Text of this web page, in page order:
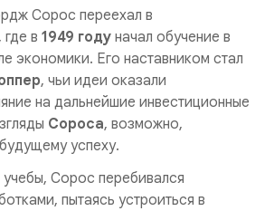
Сорос переехал в
в 1949 году начал обучение в
экономики. Его наставником стал
, чьи идеи оказали
на дальнейшие инвестиционные
Сороса, возможно,
успеху.
Сорос перебивался
пытаясь устроиться в